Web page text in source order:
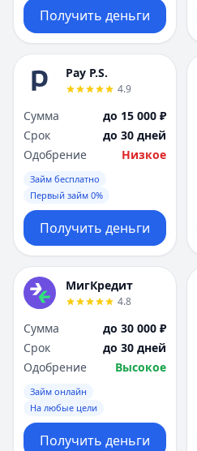
Получить деньги
Pay P.S.
4.9
Сумма
до 15 000 ₽
Срок
до 30 дней
Одобрение
Низкое
Займ бесплатно
Первый займ 0%
Получить деньги
МигКредит
4.8
Сумма
до 30 000 ₽
Срок
до 30 дней
Одобрение
Высокое
Займ онлайн
На любые цели
Получить деньги